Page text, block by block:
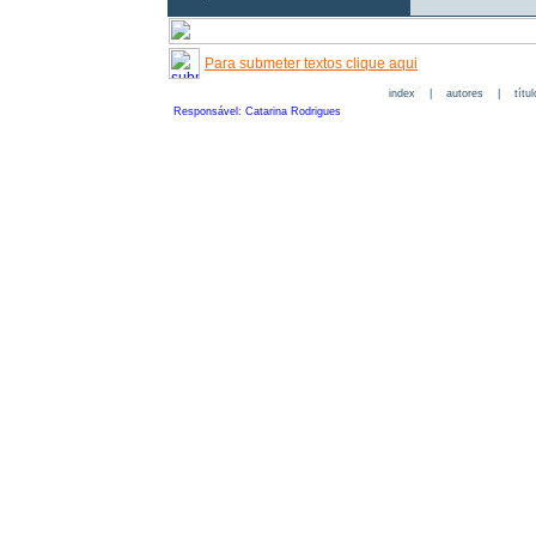
Para submeter textos clique aqui
index| autores|